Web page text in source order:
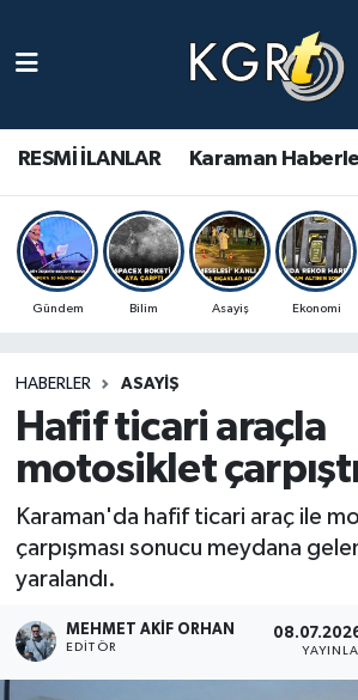
RESMİ İLANLAR Karaman
Gündem Bilim Asayiş Ekonomi
HABERLER ASAYIŞ
Hafif ticari araçla
motosiklet
Karaman'da hafif ticari araç ile
çarpışması sonucu meydana
yaralandı.
MEHMET AKIF ORHAN
EDITÖR
Gündem Haberleri
Güncel Haberler
Spor Haberleri
Ulusal Haberler
Vefat Edenler